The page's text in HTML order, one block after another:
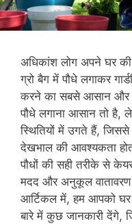
अधिकांश लोग अपने घर की
ग्रो बैग में पौधे लगाकर
करने का सबसे आसान और
पौधे लगाना आसान तो है,
स्थितियों में उगते हैं, जिससे
देखभाल की आवश्यकता
पौधों की सही तरीके से
मदद और अनुकूल
आर्टिकल में, हम आपको
बारे में कुछ जानकारी देंगे,